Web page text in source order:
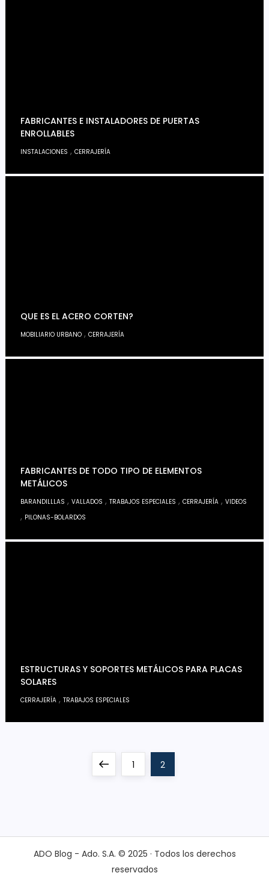
FABRICANTES E INSTALADORES DE PUERTAS
ENROLLABLES
INSTALACIONES ,CERRAJERÍA
QUE ES EL ACERO CORTEN?
MOBILIARIO URBANO ,CERRAJERÍA
FABRICANTES DE TODO TIPO DE ELEMENTOS
METÁLICOS
BARANDILLLAS ,VALLADOS ,TRABAJOS ESPECIALES ,CERRAJERÍA ,VIDEOS
, PILONAS-BOLARDOS
ESTRUCTURAS Y SOPORTES METÁLICOS PARA PLACAS
SOLARES
CERRAJERÍA ,TRABAJOS ESPECIALES
PreviousPage
1 Page
2
ADO Blog - Ado. S.A. © 2025 · Todos los derechos
reservados